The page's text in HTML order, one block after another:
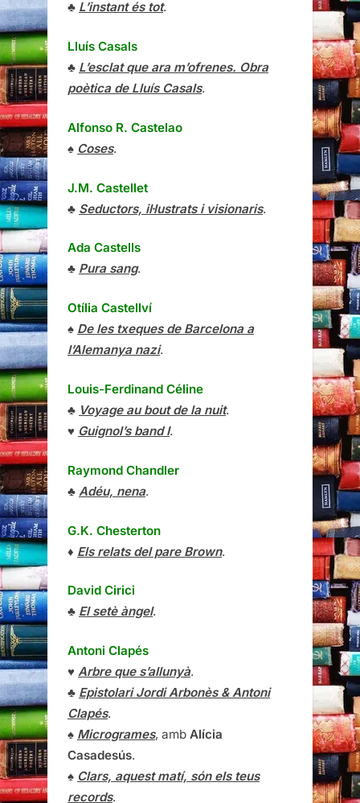
♣ L’instant és tot.
Lluís Casals
♣ L’esclat que ara m’ofrenes. Obra
poètica de Lluís Casals.
Alfonso R. Castelao
♠ Coses.
J.M. Castellet
♣ Seductors, il·lustrats i visionaris.
Ada Castells
♣ Pura sang.
Otília Castellví
♠ De les txeques de Barcelona a
l’Alemanya nazi.
Louis-Ferdinand Céline
♣ Voyage au bout de la nuit.
♥ Guignol’s band I.
Raymond Chandler
♣ Adéu, nena.
G.K. Chesterton
♦ Els relats del pare Brown.
David Cirici
♣ El setè àngel.
Antoni Clapés
♥ Arbre que s’allunyà.
♣ Epistolari Jordi Arbonès & Antoni
Clapés.
♠ Microgrames, amb Alícia
Casadesús.
♠ Clars, aquest matí, són els teus
records.